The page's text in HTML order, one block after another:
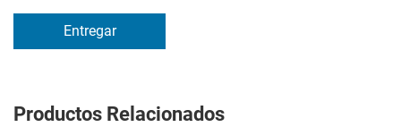
Entregar
Productos Relacionados